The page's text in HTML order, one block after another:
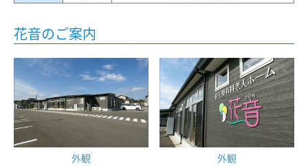
花音のご案内
外観 外観